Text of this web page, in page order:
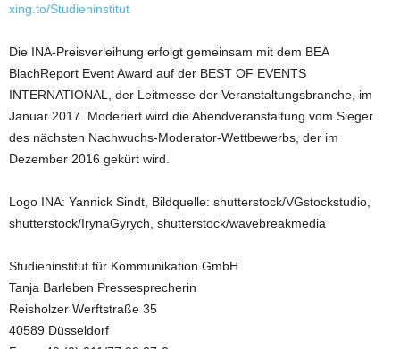
xing.to/Studieninstitut
Die INA-Preisverleihung erfolgt gemeinsam mit dem BEA
BlachReport Event Award auf der BEST OF EVENTS
INTERNATIONAL, der Leitmesse der Veranstaltungsbranche, im
Januar 2017. Moderiert wird die Abendveranstaltung vom Sieger
des nächsten Nachwuchs-Moderator-Wettbewerbs, der im
Dezember 2016 gekürt wird.
Logo INA: Yannick Sindt, Bildquelle: shutterstock/VGstockstudio,
shutterstock/IrynaGyrych, shutterstock/wavebreakmedia
Studieninstitut für Kommunikation GmbH
Tanja Barleben Pressesprecherin
Reisholzer Werftstraße 35
40589 Düsseldorf